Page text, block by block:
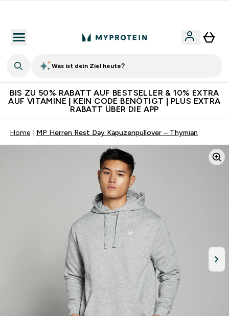
Was ist dein Ziel heute?
BIS ZU 50% RABATT AUF BESTSELLER & 10% EXTRA
AUF VITAMINE | KEIN CODE BENÖTIGT | PLUS EXTRA
RABATT ÜBER DIE APP
Home MP Herren Rest Day Kapuzenpullover – Thymian